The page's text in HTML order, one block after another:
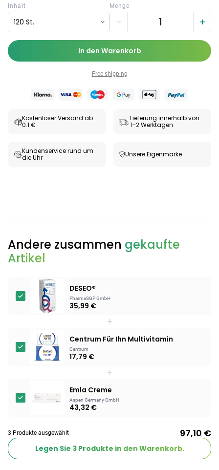
Inhalt
120 St.
Menge
− +
In den Warenkorb
Free shipping
Kostenloser Versand ab
0.1 €
Lieferung innerhalb von
1–2 Werktagen
Kundenservice rund um
die Uhr
Unsere Eigenmarke
Andere zusammen gekaufte
Artikel
DESEO®
PharmaSGP GmbH
35,99 €
+
Centrum Für Ihn Multivitamin
Centrum
17,79 €
+
Emla Creme
Aspen Germany GmbH
43,32 €
3 Produkte ausgewählt 97,10 €
Legen Sie 3Produkte in den Warenkorb.